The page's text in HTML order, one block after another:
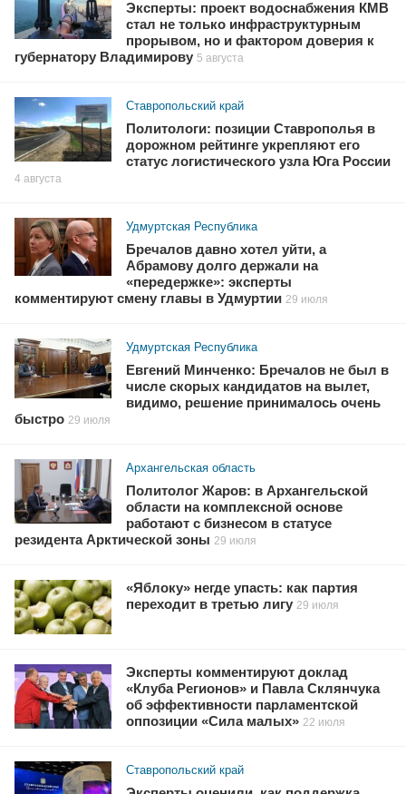
Эксперты: проект водоснабжения КМВ
стал не только инфраструктурным
прорывом, но и фактором доверия к
губернатору Владимирову 5 августа
Ставропольский край
Политологи: позиции Ставрополья в
дорожном рейтинге укрепляют его
статус логистического узла Юга России
4 августа
Удмуртская Республика
Бречалов давно хотел уйти, а
Абрамову долго держали на
«передержке»: эксперты
комментируют смену главы в Удмуртии 29 июля
Удмуртская Республика
Евгений Минченко: Бречалов не был в
числе скорых кандидатов на вылет,
видимо, решение принималось очень
быстро 29 июля
Архангельская область
Политолог Жаров: в Архангельской
области на комплексной основе
работают с бизнесом в статусе
резидента Арктической зоны 29 июля
«Яблоку» негде упасть: как партия
переходит в третью лигу 29 июля
Эксперты комментируют доклад
«Клуба Регионов» и Павла Склянчука
об эффективности парламентской
оппозиции «Сила малых» 22 июля
Ставропольский край